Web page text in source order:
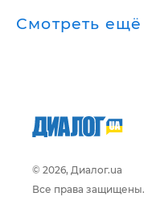
Смотреть ещё
© 2026, Диалог.ua
Все права защищены.